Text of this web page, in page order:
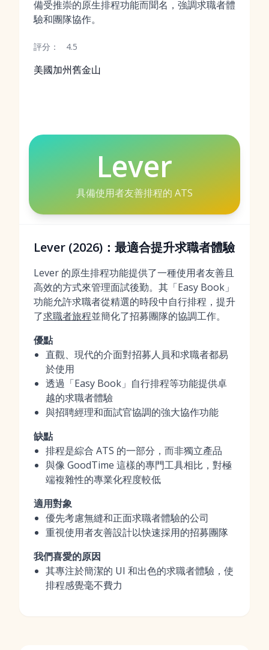
備受推崇的原生排程功能而聞名，強調求職者體
驗和團隊協作。
評分： 4.5
美國加州舊金山
Lever
具備使用者友善排程的 ATS
Lever (2026)：最適合提升求職者體驗
Lever 的原生排程功能提供了一種使用者友善且
高效的方式來管理面試後勤。其「Easy Book」
功能允許求職者從精選的時段中自行排程，提升
了求職者旅程並簡化了招募團隊的協調工作。
優點
直觀、現代的介面對招募人員和求職者都易
於使用
透過「Easy Book」自行排程等功能提供卓
越的求職者體驗
與招聘經理和面試官協調的強大協作功能
缺點
排程是綜合 ATS 的一部分，而非獨立產品
與像 GoodTime 這樣的專門工具相比，對極
端複雜性的專業化程度較低
適用對象
優先考慮無縫和正面求職者體驗的公司
重視使用者友善設計以快速採用的招募團隊
我們喜愛的原因
其專注於簡潔的 UI 和出色的求職者體驗，使
排程感覺毫不費力